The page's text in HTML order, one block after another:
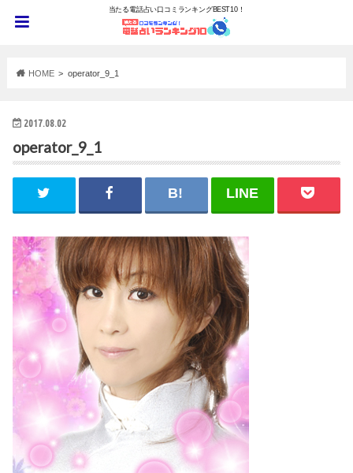
当たる電話占い口コミランキングBEST10！
HOME operator_9_1
2017.08.02
operator_9_1